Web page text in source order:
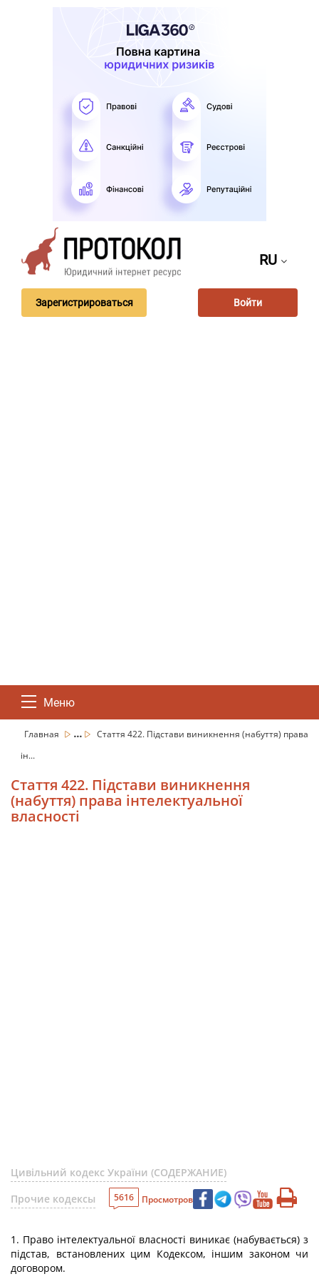
RU
Зарегистрироваться Войти
Меню
Главная ...
Стаття 422. Підстави виникнення (набуття) права
ін...
Стаття 422. Підстави виникнення
(набуття) права інтелектуальної
власності
Цивільний кодекс України (СОДЕРЖАНИЕ)
Прочие кодексы
5616 Просмотров
1. Право інтелектуальної власності виникає (набувається) з
підстав, встановлених цим Кодексом, іншим законом чи
договором.